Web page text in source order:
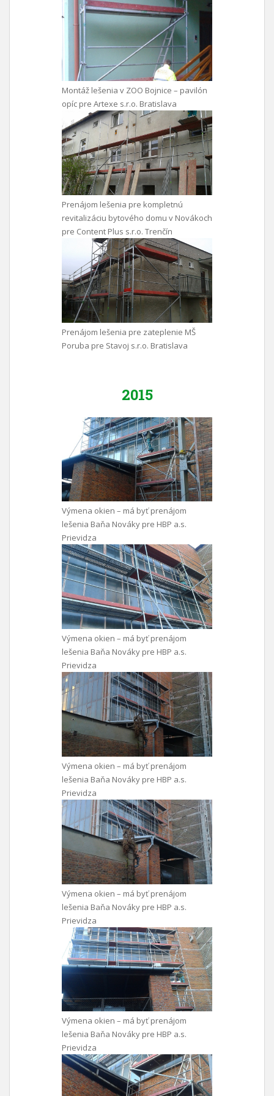
Montáž lešenia v ZOO Bojnice – pavilón
opíc pre Artexe s.r.o. Bratislava
Prenájom lešenia pre kompletnú
revitalizáciu bytového domu v Novákoch
pre Content Plus s.r.o. Trenčín
Prenájom lešenia pre zateplenie MŠ
Poruba pre Stavoj s.r.o. Bratislava
2015
Výmena okien – má byť prenájom
lešenia Baňa Nováky pre HBP a.s.
Prievidza
Výmena okien – má byť prenájom
lešenia Baňa Nováky pre HBP a.s.
Prievidza
Výmena okien – má byť prenájom
lešenia Baňa Nováky pre HBP a.s.
Prievidza
Výmena okien – má byť prenájom
lešenia Baňa Nováky pre HBP a.s.
Prievidza
Výmena okien – má byť prenájom
lešenia Baňa Nováky pre HBP a.s.
Prievidza